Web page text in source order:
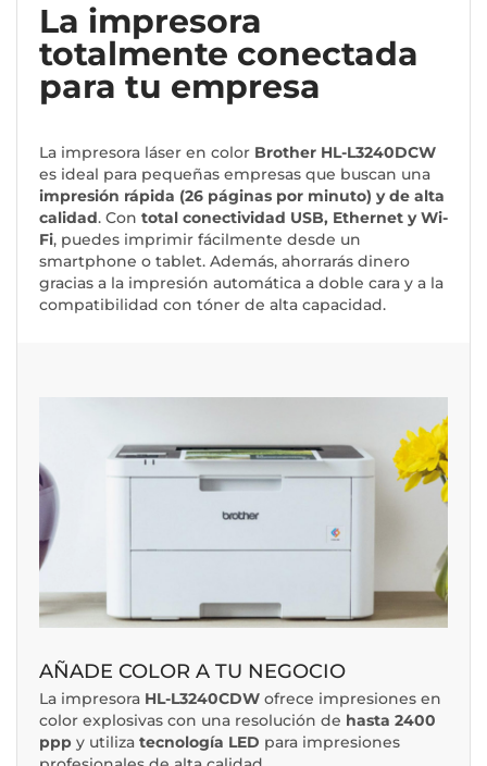
La impresora
totalmente conectada
para tu empresa
La impresora láser en color Brother HL-L3240DCW
es ideal para pequeñas empresas que buscan una
impresión rápida (26 páginas por minuto) y de alta
calidad. Con total conectividad USB, Ethernet y Wi-
Fi, puedes imprimir fácilmente desde un
smartphone o tablet. Además, ahorrarás dinero
gracias a la impresión automática a doble cara y a la
compatibilidad con tóner de alta capacidad.
AÑADE COLOR A TU NEGOCIO
La impresora HL-L3240CDW ofrece impresiones en
color explosivas con una resolución de hasta 2400
ppp y utiliza tecnología LED para impresiones